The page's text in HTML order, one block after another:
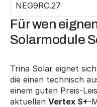
NEG9RC.27
Für wen
Solarmodule
Trina Solar eignet
die einen technisch
einem guten Preis-
aktuellen Vertex S+-